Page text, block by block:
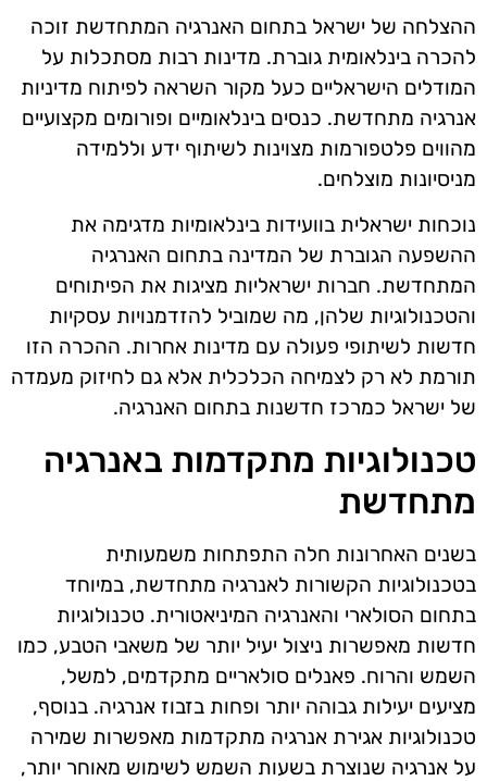
ההצלחה של ישראל בתחום האנרגיה המתחדשת זוכה
להכרה בינלאומית גוברת. מדינות רבות מסתכלות על
המודלים הישראליים כעל מקור השראה לפיתוח מדיניות
אנרגיה מתחדשת. כנסים בינלאומיים ופורומים מקצועיים
מהווים פלטפורמות מצוינות לשיתוף ידע וללמידה
מניסיונות מוצלחים.
נוכחות ישראלית בוועידות בינלאומיות מדגימה את
ההשפעה הגוברת של המדינה בתחום האנרגיה
המתחדשת. חברות ישראליות מציגות את הפיתוחים
והטכנולוגיות שלהן, מה שמוביל להזדמנויות עסקיות
חדשות לשיתופי פעולה עם מדינות אחרות. ההכרה הזו
תורמת לא רק לצמיחה הכלכלית אלא גם לחיזוק מעמדה
של ישראל כמרכז חדשנות בתחום האנרגיה.
טכנולוגיות מתקדמות באנרגיה
מתחדשת
בשנים האחרונות חלה התפתחות משמעותית
בטכנולוגיות הקשורות לאנרגיה מתחדשת, במיוחד
בתחום הסולארי והאנרגיה המיניאטורית. טכנולוגיות
חדשות מאפשרות ניצול יעיל יותר של משאבי הטבע, כמו
השמש והרוח. פאנלים סולאריים מתקדמים, למשל,
מציעים יעילות גבוהה יותר ופחות בזבוז אנרגיה. בנוסף,
טכנולוגיות אגירת אנרגיה מתקדמות מאפשרות שמירה
על אנרגיה שנוצרת בשעות השמש לשימוש מאוחר יותר,